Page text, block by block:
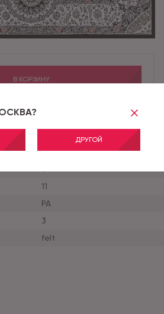
ДРУГОЙ
Ковры Кайраккума
PRINT_карпеты
1
11
PA
3
felt
В КОРЗИНУ